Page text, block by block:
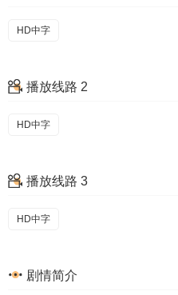
HD中字
播放线路 2
HD中字
播放线路 3
HD中字
剧情简介